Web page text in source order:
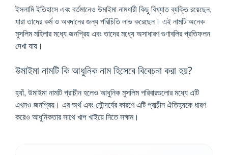
ইসলামি ইতিহাসে এবং বর্তমানেও উমাইমা নামধারী কিছু বিখ্যাত ব্যক্তি রয়েছেন,
যারা তাদের কর্ম ও অবদানের জন্য পরিচিতি লাভ করেছেন। এই নামটি অনেক
মুসলিম মহিলার মধ্যে জনপ্রিয় এবং তাদের মধ্যে অসাধারণ গুণাবলির প্রতিফলন
দেখা যায়।
উমাইমা নামটি কি আধুনিক নাম হিসেবে বিবেচনা করা হয়?
হ্যাঁ, উমাইমা নামটি প্রাচীন হলেও আধুনিক মুসলিম পরিবারগুলোর মধ্যে এটি
এখনও জনপ্রিয়। এর অর্থ এবং সৌন্দর্যের কারণে এটি প্রাচীন ঐতিহ্যকে ধারণ
করেও আধুনিকতার সাথে খাপ খাইয়ে নিতে সক্ষম।